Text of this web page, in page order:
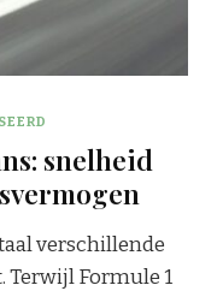
snelheid
verschillende
Terwijl Formule 1